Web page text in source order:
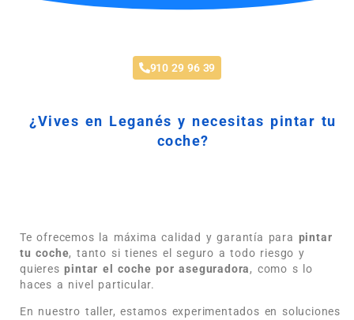
910 29 96 39
¿Vives en Leganés y necesitas pintar tu
coche?
Te ofrecemos la máxima calidad y garantía para pintar
tu coche, tanto si tienes el seguro a todo riesgo y
quierespintar el coche por aseguradora, como s lo
haces a nivel particular.
En nuestro taller, estamos experimentados en soluciones